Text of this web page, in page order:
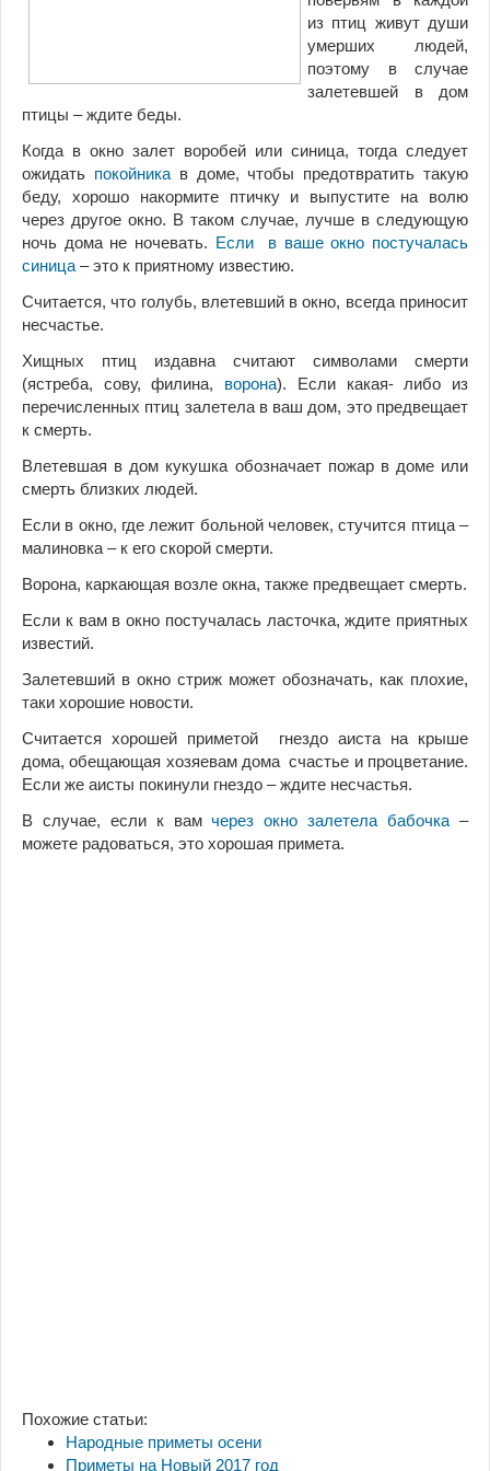
из птиц живут души
умерших людей,
поэтому в случае
залетевшей в дом
птицы – ждите беды.
Когда в окно залет воробей или синица, тогда следует
ожидать покойникав доме, чтобы предотвратить такую
беду, хорошо накормите птичку и выпустите на волю
через другое окно. В таком случае, лучше в следующую
ночь дома не ночевать. Если в ваше окно постучалась
синица – это к приятному известию.
Считается, что голубь, влетевший в окно, всегда приносит
несчастье.
Хищных птиц издавна считают символами смерти
(ястреба, сову, филина, ворона). Если какая- либо из
перечисленных птиц залетела в ваш дом, это предвещает
к смерть.
Влетевшая в дом кукушка обозначает пожар в доме или
смерть близких людей.
Если в окно, где лежит больной человек, стучится птица –
малиновка – к его скорой смерти.
Ворона, каркающая возле окна, также предвещает смерть.
Если к вам в окно постучалась ласточка, ждите приятных
известий.
Залетевший в окно стриж может обозначать, как плохие,
таки хорошие новости.
Считается хорошей приметой гнездо аиста на крыше
дома, обещающая хозяевам дома счастье и процветание.
Если же аисты покинули гнездо – ждите несчастья.
В случае, если к вамчерез окно залетела бабочка –
можете радоваться, это хорошая примета.
Похожие статьи:
Народные приметы осени
Приметы на Новый 2017 год